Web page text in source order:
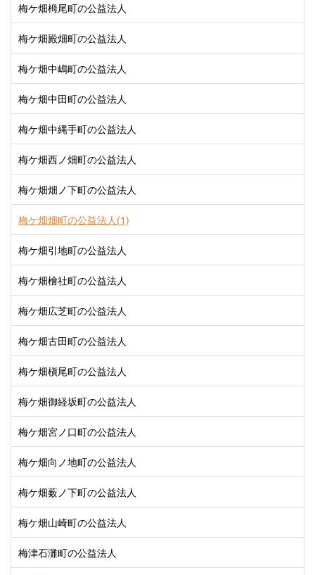
梅ケ畑栂尾町の公益法人
梅ケ畑殿畑町の公益法人
梅ケ畑中嶋町の公益法人
梅ケ畑中田町の公益法人
梅ケ畑中縄手町の公益法人
梅ケ畑西ノ畑町の公益法人
梅ケ畑畑ノ下町の公益法人
梅ケ畑畑町の公益法人(1)
梅ケ畑引地町の公益法人
梅ケ畑檜社町の公益法人
梅ケ畑広芝町の公益法人
梅ケ畑古田町の公益法人
梅ケ畑槇尾町の公益法人
梅ケ畑御経坂町の公益法人
梅ケ畑宮ノ口町の公益法人
梅ケ畑向ノ地町の公益法人
梅ケ畑薮ノ下町の公益法人
梅ケ畑山崎町の公益法人
梅津石灘町の公益法人